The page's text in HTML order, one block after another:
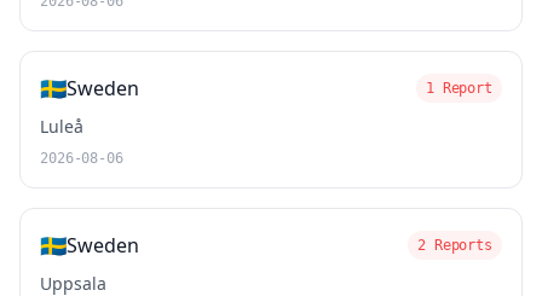
🇸🇪Sweden 1 Report
Luleå
2026-08-06
🇸🇪Sweden 2 Reports
Uppsala